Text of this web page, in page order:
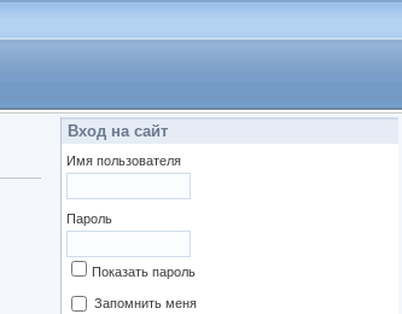
Вход на сайт
Имя пользователя
Пароль
Показать пароль
Запомнить меня